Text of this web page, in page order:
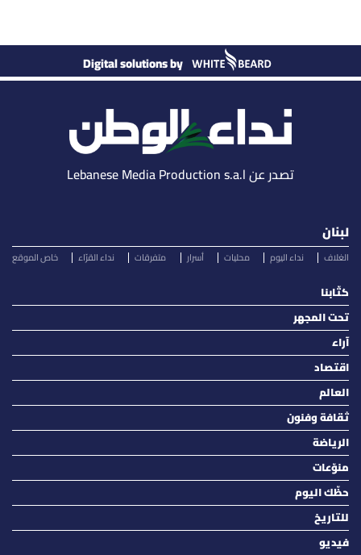
Digital solutions by
تصدر عن Lebanese Media Production s.a.l
لبنان
الغلاف نداء اليوم محليات أسرار متفرقات نداء القرّاء خاص الموقع
كتّابنا
تحت المجهر
آراء
اقتصاد
العالم
ثقافة وفنون
الرياضة
منوّعات
حظّك اليوم
للتاريخ
فيديو